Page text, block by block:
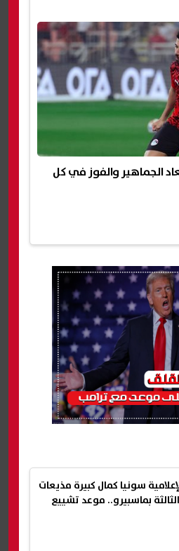
الجماهير والفوز في كل
سونيا كمال كبيرة مذيعات
بماسبيرو.. موعد تشييع